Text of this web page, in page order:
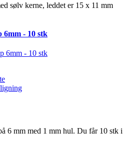
sølv kerne, leddet er 15 x 11 mm
6mm - 10 stk
6 mm med 1 mm hul. Du får 10 stk i